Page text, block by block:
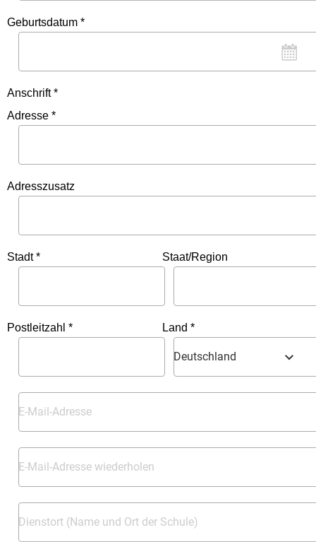
Geburtsdatum *
Anschrift *
Adresse *
Adresszusatz
Stadt * Staat/Region
Postleitzahl * Land *
Deutschland